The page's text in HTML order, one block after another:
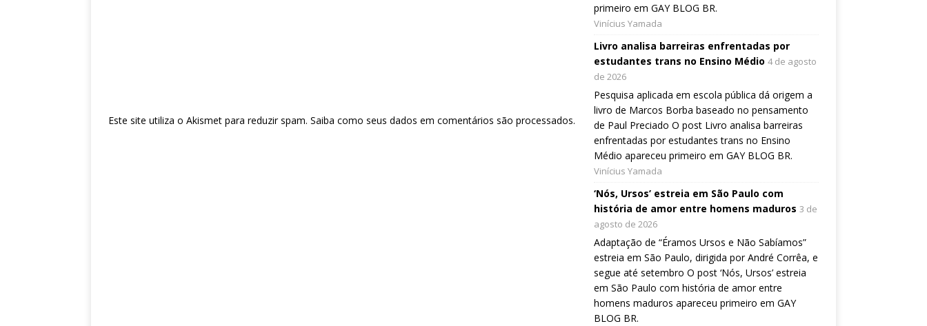
Este site utiliza o Akismet para reduzir spam. Saiba como seus dados em comentários são processados.
primeiro em GAY BLOG BR.
Vinícius Yamada
Livro analisa barreiras enfrentadas por
estudantes trans no Ensino Médio 4 de agosto
de 2026
Pesquisa aplicada em escola pública dá origem a
livro de Marcos Borba baseado no pensamento
de Paul Preciado O post Livro analisa barreiras
enfrentadas por estudantes trans no Ensino
Médio apareceu primeiro em GAY BLOG BR.
Vinícius Yamada
‘Nós, Ursos’ estreia em São Paulo com
história de amor entre homens maduros 3 de
agosto de 2026
Adaptação de “Éramos Ursos e Não Sabíamos”
estreia em São Paulo, dirigida por André Corrêa, e
segue até setembro O post ‘Nós, Ursos’ estreia
em São Paulo com história de amor entre
homens maduros apareceu primeiro em GAY
BLOG BR.